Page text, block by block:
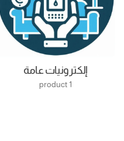
إلكترونيات عامة
1 product